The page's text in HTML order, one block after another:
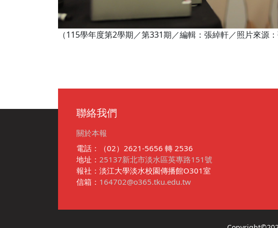
（115學年度第2學期／第331期／編輯：張綽軒／照片來源：
聯絡我們
關於本報
電話：（02）2621-5656 轉 2536
地址： 25137新北市淡水區英專路151號
報社：淡江大學淡水校園傳播館O301室
信箱： 164702@o365.tku.edu.tw